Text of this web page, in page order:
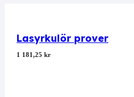
Lasyrkulör prover
1 181,25kr